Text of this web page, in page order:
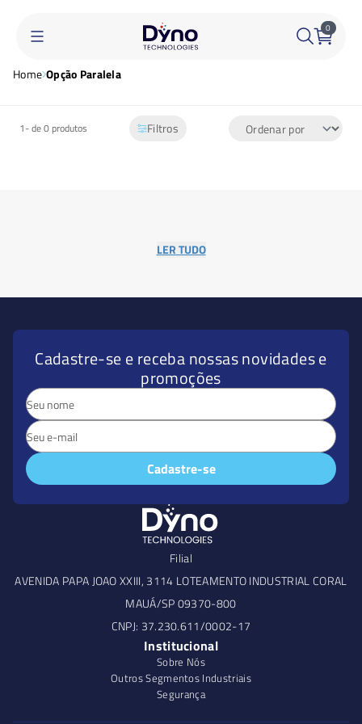
0
Home Opção Paralela
1-de 0 produtos Filtros
LER TUDO
Cadastre-se e receba nossas novidades e
promoções
Cadastre-se
Filial
AVENIDA PAPA JOAO XXIII, 3114 LOTEAMENTO INDUSTRIAL CORAL
MAUÁ/SP 09370-800
CNPJ: 37.230.611/0002-17
Institucional
Sobre Nós
Outros Segmentos Industriais
Segurança